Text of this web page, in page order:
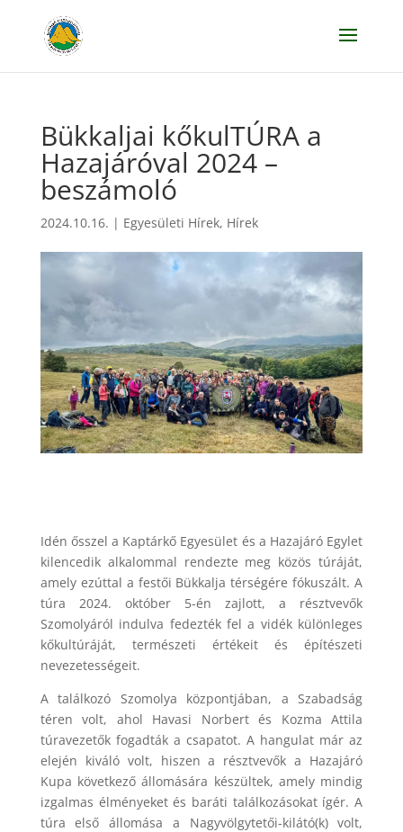
Bükkaljai kőkulTÚRA a
Hazajáróval 2024 –
beszámoló
2024.10.16. | Egyesületi Hírek, Hírek
Idén ősszel a Kaptárkő Egyesület és a Hazajáró Egylet
kilencedik alkalommal rendezte meg közös túráját,
amely ezúttal a festői Bükkalja térségére fókuszált. A
túra 2024. október 5-én zajlott, a résztvevők
Szomolyáról indulva fedezték fel a vidék különleges
kőkultúráját, természeti értékeit és építészeti
nevezetességeit.
A találkozó Szomolya központjában, a Szabadság
téren volt, ahol Havasi Norbert és Kozma Attila
túravezetők fogadták a csapatot. A hangulat már az
elején kiváló volt, hiszen a résztvevők a Hazajáró
Kupa következő állomására készültek, amely mindig
izgalmas élményeket és baráti találkozásokat ígér. A
túra első állomása a Nagyvölgytetői-kilátó(k) volt,